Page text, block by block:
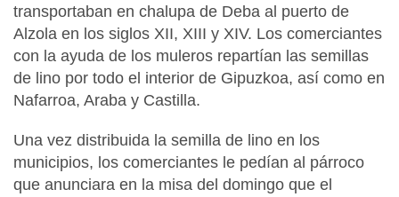
transportaban en chalupa de Deba al puerto de
Alzola en los siglos XII, XIII y XIV. Los comerciantes
con la ayuda de los muleros repartían las semillas
de lino por todo el interior de Gipuzkoa, así como en
Nafarroa, Araba y Castilla.
Una vez distribuida la semilla de lino en los
municipios, los comerciantes le pedían al párroco
que anunciara en la misa del domingo que el